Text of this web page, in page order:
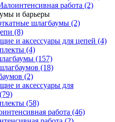
работа (2)
и барьеры
шлагбаумы (2)
(8)
и аксессуары для цепей (4)
(4)
(157)
(18)
(2)
и аксессуары для
(79)
(58)
работа (46)